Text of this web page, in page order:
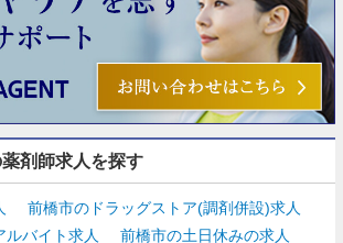
剤師求人を探す
前橋市のドラッグストア(調剤併設)求人
ルバイト求人
前橋市の土日休みの求人